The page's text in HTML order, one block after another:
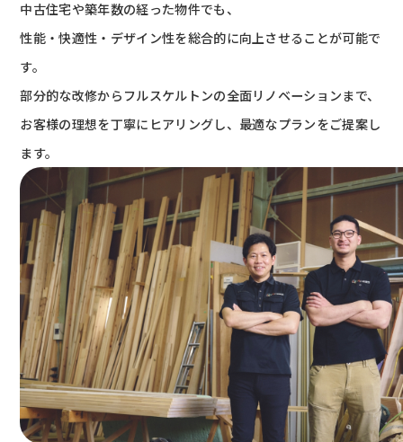
中古住宅や築年数の経った物件でも、
性能・快適性・デザイン性を総合的に向上させることが可能で
す。
部分的な改修からフルスケルトンの全面リノベーションまで、
お客様の理想を丁寧にヒアリングし、最適なプランをご提案し
ます。